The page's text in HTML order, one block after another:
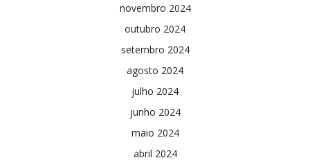
novembro 2024
outubro 2024
setembro 2024
agosto 2024
julho 2024
junho 2024
maio 2024
abril 2024